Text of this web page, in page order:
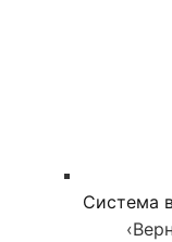
Система
‹